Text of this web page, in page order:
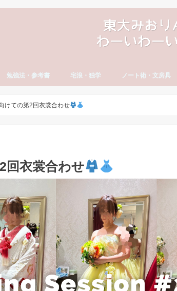
勉強法・参考書 宅浪・独学 ノート術・文房具
けての第2回衣裳合わせ
回衣裳合わせ